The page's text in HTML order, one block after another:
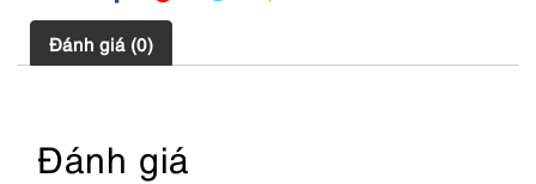
Đánh giá (0)
Đánh giá